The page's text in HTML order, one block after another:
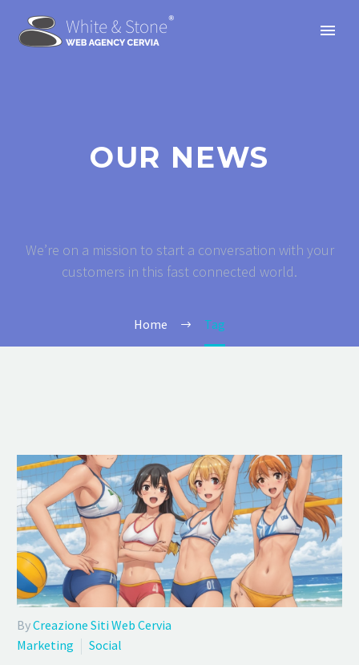
OUR NEWS
We’re on a mission to start a conversation with your
customers in this fast connected world.
Home Tag
ByCreazione Siti Web Cervia
Marketing
Social